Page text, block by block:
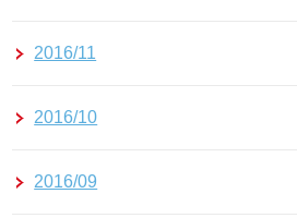
2016/11
2016/10
2016/09